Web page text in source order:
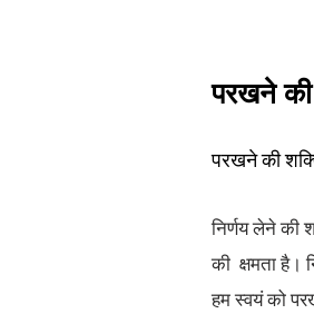
परखने
परखने की
निर्णय लेने की
की क्षमता है।
हम स्वयं को